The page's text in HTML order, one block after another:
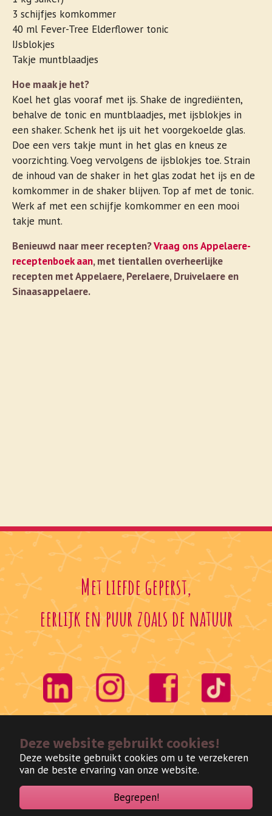
Deze website gebruikt cookies!
Deze website gebruikt cookies om u te verzekeren
van de beste ervaring van onze website.
Begrepen!
3 schijfjes komkommer
40 ml Fever-Tree Elderflower tonic
IJsblokjes
Takje muntblaadjes
Hoe maak je het?
Koel het glas vooraf met ijs. Shake de ingrediënten,
behalve de tonic en muntblaadjes, met ijsblokjes in
een shaker. Schenk het ijs uit het voorgekoelde glas.
Doe een vers takje munt in het glas en kneus ze
voorzichting. Voeg vervolgens de ijsblokjes toe. Strain
de inhoud van de shaker in het glas zodat het ijs en de
komkommer in de shaker blijven. Top af met de tonic.
Werk af met een schijfje komkommer en een mooi
takje munt.
Benieuwd naar meer recepten?Vraag ons Appelaere-
receptenboek aan, met tientallen overheerlijke
recepten met Appelaere, Perelaere, Druivelaere en
Sinaasappelaere.
Met liefde geperst,
eerlijk en puur zoals de natuur
Nederlands
Frans